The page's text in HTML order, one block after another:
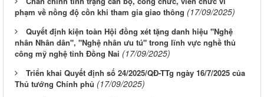
phạm về nồng độ cồn khi tham gia giao thông (17/09/2025)
Quyết định kiện toàn Hội đồng xét tặng danh hiệu "Nghệ
nhân Nhân dân", "Nghệ nhân ưu tú" trong lĩnh vực nghề thủ
công mỹ nghệ tỉnh Đồng Nai (17/09/2025)
Triển khai Quyết định số 24/2025/QĐ-TTg ngày 16/7/2025 của
Thủ tướng Chính phủ (17/09/2025)